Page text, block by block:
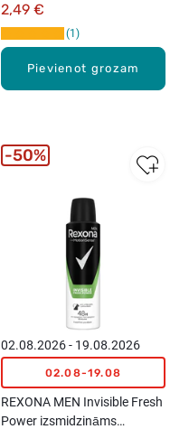
Pievienot grozam
2,49 €
1
02.08.2026 - 19.08.2026
02.08-19.08
REXONA MEN Invisible Fresh
Power izsmidzināms
50%